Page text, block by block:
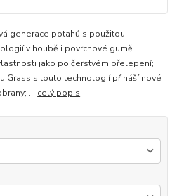
generace potahů s použitou
v houbě i povrchové gumě
jako po čerstvém přelepení;
Grass s touto technologií přináší nové
... celý popis